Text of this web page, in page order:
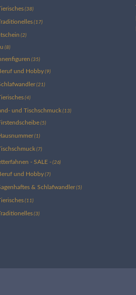
(38)
(17)
(2)
(8)
(35)
und Hobby (9)
(21)
(4)
und Tischschmuck (13)
(5)
(1)
(7)
- SALE - (26)
und Hobby (7)
& Schlafwandler (5)
(11)
(3)